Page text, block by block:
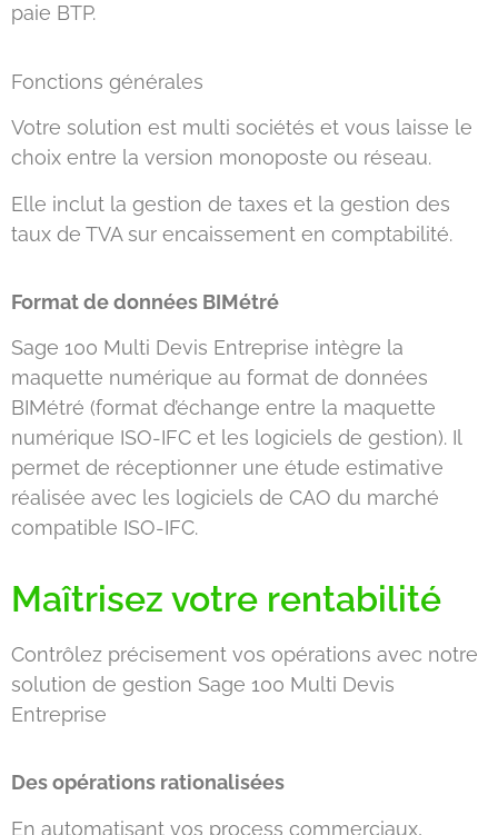
paie BTP.
Fonctions générales
Votre solution est multi sociétés et vous laisse le
choix entre la version monoposte ou réseau.
Elle inclut la gestion de taxes et la gestion des
taux de TVA sur encaissement en comptabilité.
Format de données BIMétré
Sage 100 Multi Devis Entreprise intègre la
maquette numérique au format de données
BIMétré (format d’échange entre la maquette
numérique ISO-IFC et les logiciels de gestion). Il
permet de réceptionner une étude estimative
réalisée avec les logiciels de CAO du marché
compatible ISO-IFC.
Maîtrisez votre rentabilité
Contrôlez précisement vos opérations avec notre
solution de gestion Sage 100 Multi Devis
Entreprise
Des opérations rationalisées
En automatisant vos process commerciaux,